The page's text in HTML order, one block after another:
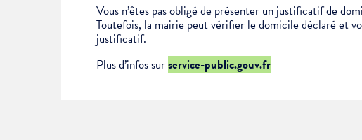
Vous n’êtes pas obligé de présenter un justificatif de
Toutefois, la mairie peut vérifier le domicile déclaré et
justificatif.
Plus d’infos surservice-public.gouv.fr